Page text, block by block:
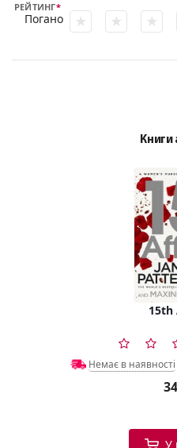
РЕЙТИНГ
Погано
Книги
15th
Немає в наявності
У